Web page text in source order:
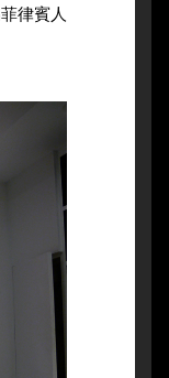
律賓人